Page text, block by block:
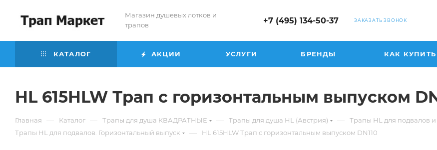
Магазин душевых лотков и
трапов
+7 (495) 134-50-37 ЗАКАЗАТЬ ЗВОНОК
КАТАЛОГ АКЦИИ УСЛУГИ БРЕНДЫ КАК КУПИТЬ
HL 615HLW Трап с горизонтальным выпуском
Главная — Каталог — Трапы для душа КВАДРАТНЫЕ — Трапы для душа HL (Австрия) — Трапы HL для подвалов
Трапы HL для подвалов. Горизонтальный выпуск — HL 615HLW Трап с горизонтальным выпуском DN110